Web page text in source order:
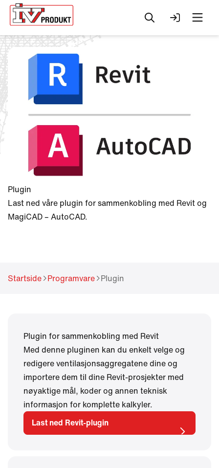
Change to
English?
Your browser has a
different language.
Søk Logg inn
Plugin
Last ned våre plugin for sammenkobling med Revit og
MagiCAD – AutoCAD.
Startside Programvare Plugin
Plugin for sammenkobling med Revit
Med denne pluginen kan du enkelt velge og
redigere ventilasjonsaggregatene dine og
importere dem til dine Revit-prosjekter med
nøyaktige mål, koder og annen teknisk
informasjon for komplette kalkyler.
Last ned Revit-plugin